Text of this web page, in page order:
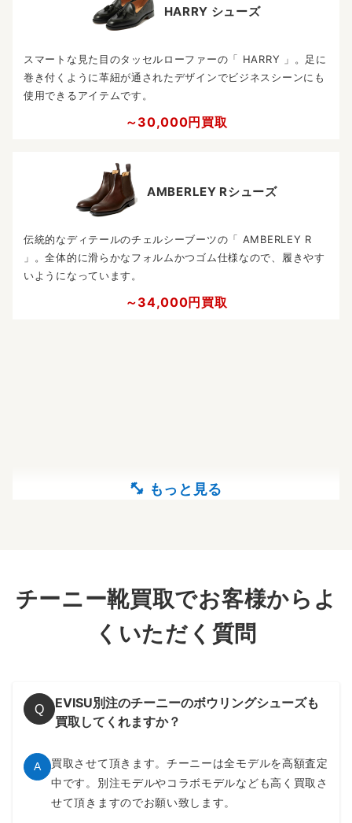
HARRY シューズ
スマートな見た目のタッセルローファーの「 HARRY 」。足に
巻き付くように革紐が通されたデザインでビジネスシーンにも
使用できるアイテムです。
～30,000円買取
AMBERLEY Rシューズ
伝統的なディテールのチェルシーブーツの「 AMBERLEY R
」。全体的に滑らかなフォルムかつゴム仕様なので、履きやす
いようになっています。
～34,000円買取
チーニー靴買取でお客様からよ
くいただく質問
Q
EVISU別注のチーニーのボウリングシューズも
買取してくれますか？
A
買取させて頂きます。チーニーは全モデルを高額査定
中です。別注モデルやコラボモデルなども高く買取さ
せて頂きますのでお願い致します。